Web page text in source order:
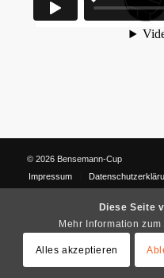
© 2026 Bensemann-Cup
Impressum
Diese Seite
Mehr Information
Alles akzeptieren